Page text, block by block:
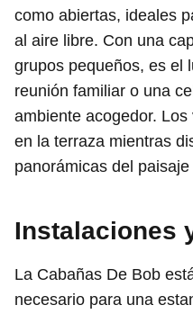
como abiertas, ideales
al aire libre. Con una
grupos pequeños, es el
reunión familiar o una
ambiente acogedor.
en la terraza mientras
panorámicas del
Instalaciones
La Cabañas De Bob
necesario para una